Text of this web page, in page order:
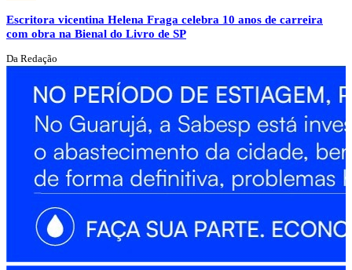
Escritora vicentina Helena Fraga celebra 10 anos de carreira
com obra na Bienal do Livro de SP
Da Redação